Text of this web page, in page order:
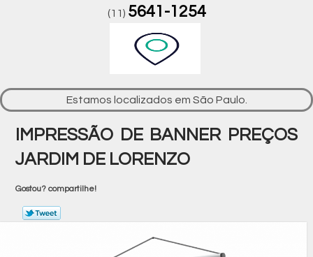
(11) 5641-1254
Estamos localizados em São Paulo.
IMPRESSÃO DE BANNER PREÇOS
JARDIM DE LORENZO
Gostou? compartilhe!